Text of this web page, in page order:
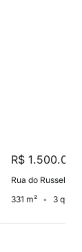
R$ 1.500.000
Rua do Russel,
331 m²
3